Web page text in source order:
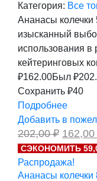
Категория: Все
Ананасы колечки
изысканный
использования в
кейтеринговых
₽162.00Был ₽
Сохранить ₽40
Подробнее
Добавить в
202,00₽
цена
202,00
162,00
СЭКОНОМИТЬ
Распродажа!
Ананасы